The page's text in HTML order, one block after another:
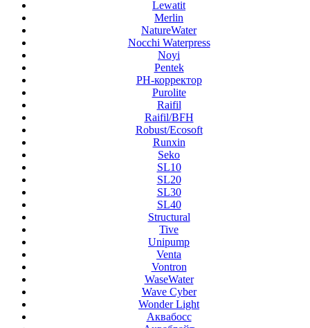
Lewatit
Merlin
NatureWater
Nocchi Waterpress
Noyi
Pentek
PH-корректор
Purolite
Raifil
Raifil/BFH
Robust/Ecosoft
Runxin
Seko
SL10
SL20
SL30
SL40
Structural
Tive
Unipump
Venta
Vontron
WaseWater
Wave Cyber
Wonder Light
Аквабосс